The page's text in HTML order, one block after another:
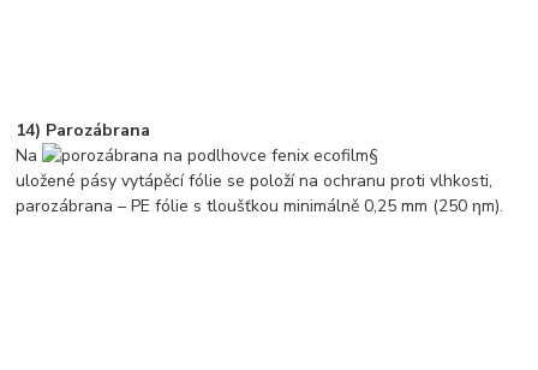
14) Parozábrana
Na
uložené pásy vytápěcí fólie se položí na ochranu proti vlhkosti,
parozábrana – PE fólie s tloušťkou minimálně 0,25 mm (250 ηm).